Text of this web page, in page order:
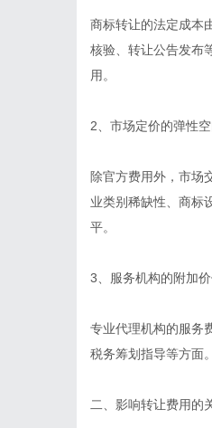
商标转让的法定成本
核验、转让公告发布
用。
2、市场定价的弹性
除官方费用外，市场
业类别稀缺性、商标
平。
3、服务机构的附加
专业代理机构的服务
税务筹划指导等方面
二、影响转让费用的